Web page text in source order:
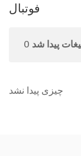
فوتبال
پیدا شد
چیزی پیدا نشد